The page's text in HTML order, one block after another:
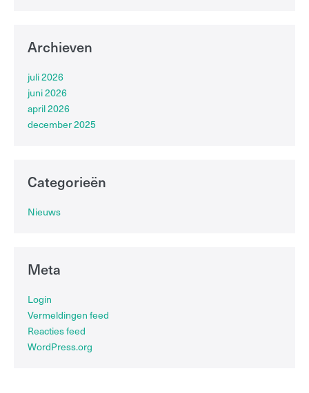
Archieven
juli 2026
juni 2026
april 2026
december 2025
Categorieën
Nieuws
Meta
Login
Vermeldingen feed
Reacties feed
WordPress.org